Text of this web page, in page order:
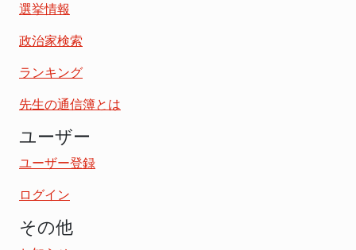
選挙情報
政治家検索
ランキング
先生の通信簿とは
ユーザー
ユーザー登録
ログイン
その他